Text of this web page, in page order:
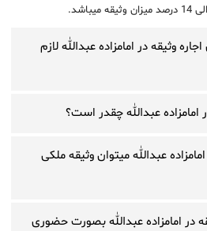
وثیقه در امامزاده عبدالله لازم
عبدالله چقدر است؟
عبدالله میتوان وثیقه ملکی
در امامزاده عبدالله بصورت حضوری